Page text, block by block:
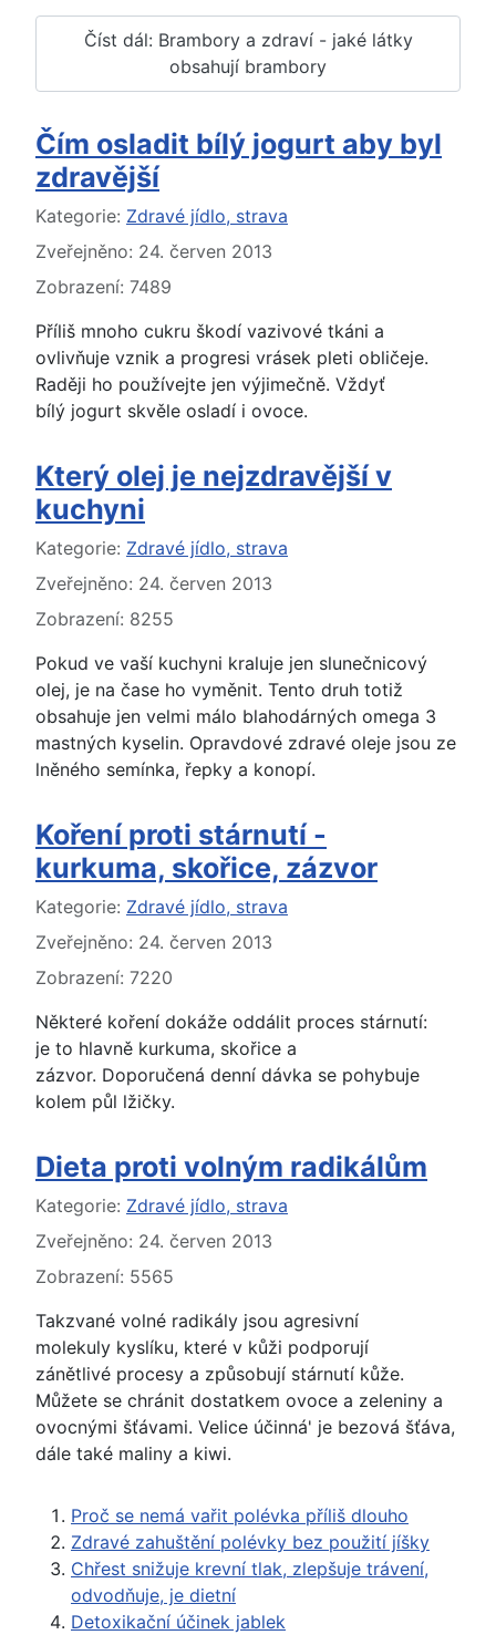
Číst dál: Brambory a zdraví - jaké látky
obsahují brambory
Čím osladit bílý jogurt aby byl
zdravější
Základní údaje
Kategorie: Zdravé jídlo, strava
Zveřejněno: 24. červen 2013
Zobrazení: 7489
Příliš mnoho cukru škodí vazivové tkáni a
ovlivňuje vznik a progresi vrásek pleti obličeje.
Raději ho používejte jen výjimečně. Vždyť
bílý jogurt skvěle osladí i ovoce.
Který olej je nejzdravější v
kuchyni
Základní údaje
Kategorie: Zdravé jídlo, strava
Zveřejněno: 24. červen 2013
Zobrazení: 8255
Pokud ve vaší kuchyni kraluje jen slunečnicový
olej, je na čase ho vyměnit. Tento druh totiž
obsahuje jen velmi málo blahodárných omega 3
mastných kyselin. Opravdové zdravé oleje jsou ze
lněného semínka, řepky a konopí.
Koření proti stárnutí -
kurkuma, skořice, zázvor
Základní údaje
Kategorie: Zdravé jídlo, strava
Zveřejněno: 24. červen 2013
Zobrazení: 7220
Některé koření dokáže oddálit proces stárnutí:
je to hlavně kurkuma, skořice a
zázvor. Doporučená denní dávka se pohybuje
kolem půl lžičky.
Dieta proti volným radikálům
Základní údaje
Kategorie: Zdravé jídlo, strava
Zveřejněno: 24. červen 2013
Zobrazení: 5565
Takzvané volné radikály jsou agresivní
molekuly kyslíku, které v kůži podporují
zánětlivé procesy a způsobují stárnutí kůže.
Můžete se chránit dostatkem ovoce a zeleniny a
ovocnými šťávami. Velice účinná' je bezová šťáva,
dále také maliny a kiwi.
Proč se nemá vařit polévka příliš dlouho
Zdravé zahuštění polévky bez použití jíšky
Chřest snižuje krevní tlak, zlepšuje trávení,
odvodňuje, je dietní
Detoxikační účinek jablek